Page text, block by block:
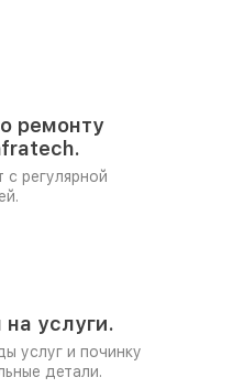
ремонту
с регулярной
услуги.
услуг и починку
детали.